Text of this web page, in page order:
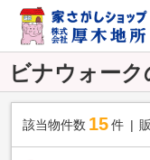
ビナウォー
該当物件数 15件